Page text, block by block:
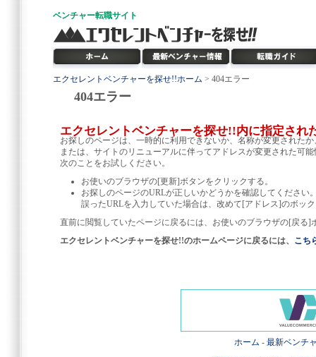
ベンチャー転職サイト
エクセレントベンチャーを探せ!!ホーム > 404エラー
404エラー
エクセレントベンチャーを探せ!!内に指定され
お探しのページは、一時的に利用できないか、名称が変更された
または、サイトのリニューアルに伴ってアドレスが変更された可
次のことをお試しください。
お使いのブラウザの[更新]ボタンをクリックする。
お探しのページのURLが正しいかどうかを確認してください
誤ったURLを入力していた場合は、改めて[アドレス]のボッ
直前に閲覧していたページに戻るには、お使いのブラウザの[戻る]
エクセレントベンチャーを探せ!!のホームページに戻るには、 こち
ホーム - 最新ベンチ